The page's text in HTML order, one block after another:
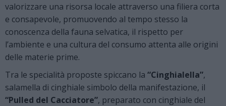
valorizzare una risorsa locale attraverso una filiera corta
e consapevole, promuovendo al tempo stesso la
conoscenza della fauna selvatica, il rispetto per
l’ambiente e una cultura del consumo attenta alle origini
delle materie prime.
Tra le specialità proposte spiccano la “Cinghialella”,
salamella di cinghiale simbolo della manifestazione, il
“Pulled del Cacciatore”, preparato con cinghiale del